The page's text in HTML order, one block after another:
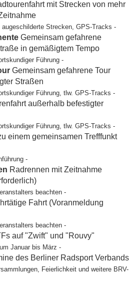
mit Strecken von mehr
augeschilderte Strecken, GPS-Tracks -
Gemeinsam gefahrene
in gemäßigtem Tempo
Führung -
Gemeinsam gefahrene Tour
Straßen
Führung, tlw. GPS-Tracks -
außerhalb befestigter
Führung, tlw. GPS-Tracks -
einem gemeinsamen Trefffunkt
-
Radrennen mit Zeitnahme
beachten -
Fahrt (Voranmeldung
beachten -
auf "Zwift" und "Rouvy"
Januar bis März -
des Berliner Radsport Verbands
Feierlichkeit und weitere BRV-